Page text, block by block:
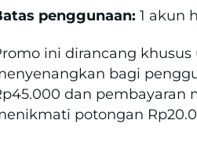
penggunaan: 1 akun
ini dirancang
bagi
dan pembayaran
potongan